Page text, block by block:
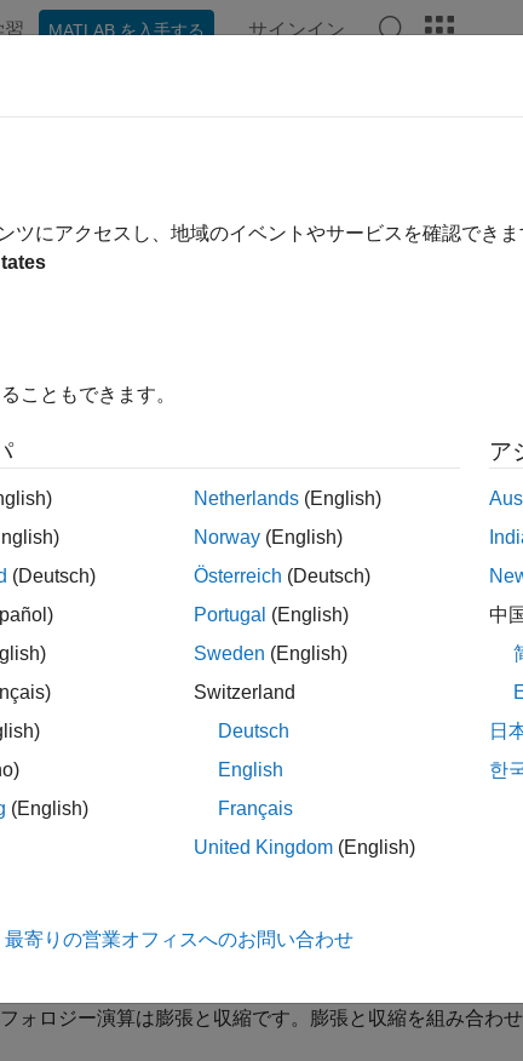
習 MATLAB を入手する サインイン
ー演算
その他のモルフォロジー演算の実行
は、イメージを処理する過程で形状ベースのイメージ処
の各ピクセルは近傍の他のピクセルの値に基づいて調整さ
ー演算の実行
ジー再構成の実行
と連結性配列の作成
プ テーブルの作成と使用
メージのパック
の要素
ォロジー演算は膨張と収縮です。膨張と収縮を組み合わ
ツにアクセスし、地域のイベントやサービスを確認でき
こともできます。
(Deutsch)
(English)
Netherlands (English)
Norway (English)
Österreich (Deutsch)
Portugal (English)
Sweden (English)
Switzerland
Deutsch
English
Français
United Kingdom (English)
ア
中国
日
한
最寄りの営業オフィスへのお問い合わせ